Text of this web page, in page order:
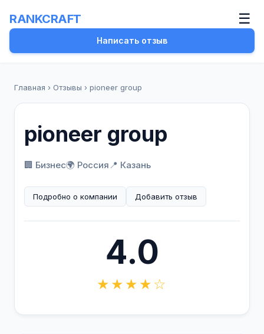
RANKCRAFT ☰
Написать отзыв
Главная › Отзывы › pioneer group
pioneer group
🏢 Бизнес🌍 Россия📍 Казань
Подробно о компании Добавить отзыв
4.0
★★★★☆